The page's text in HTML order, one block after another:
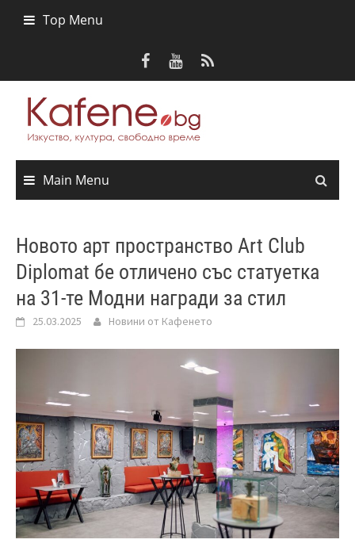
Top Menu
Main Menu
Новото арт пространство Art Club
Diplomat бе отличено със статуетка
на 31-те Модни награди за стил
25.03.2025 Новини от Кафенето